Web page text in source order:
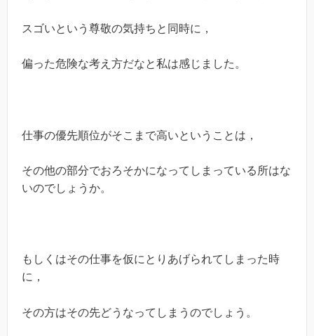
スゴいという尊敬の気持ちと同時に，
偏った危険な考え方だなと私は感じました。
仕事の優先順位がそこまで高いということは，
その他の部分でおろそかになってしまっている所はな
いのでしょうか。
もしくはその仕事を仮にとりあげられてしまった時
に，
その方はその先どうなってしまうのでしょう。